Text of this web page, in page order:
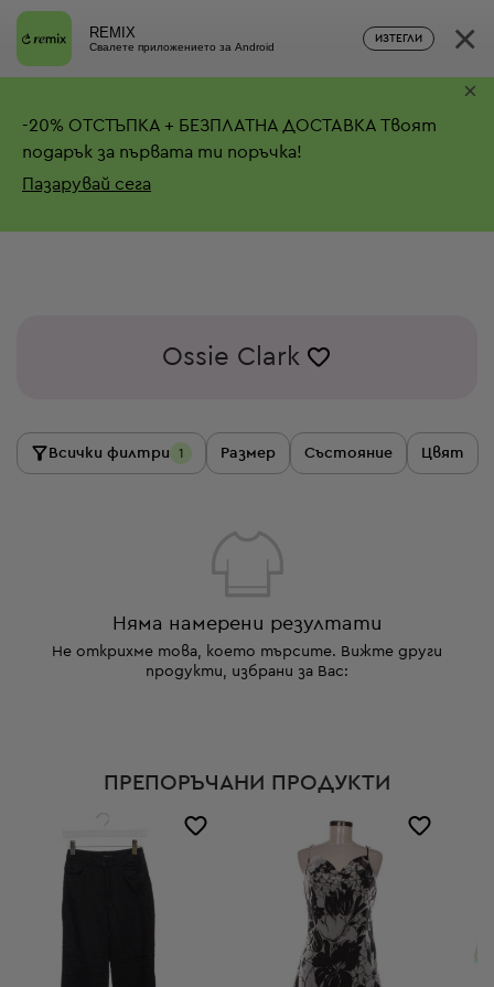
REMIX
Свалете приложението за Android
ИЗТЕГЛИ ×
-20% ОТСТЪПКА + БЕЗПЛАТНА ДОСТАВКА Твоят
подарък за първата ти поръчка!
Пазарувай сега
×
Ossie Clark
Всички филтри 1 Размер Състояние Цвят
Няма намерени резултати
Не открихме това, което търсите. Вижте други
продукти, избрани за Вас:
ПРЕПОРЪЧАНИ ПРОДУКТИ